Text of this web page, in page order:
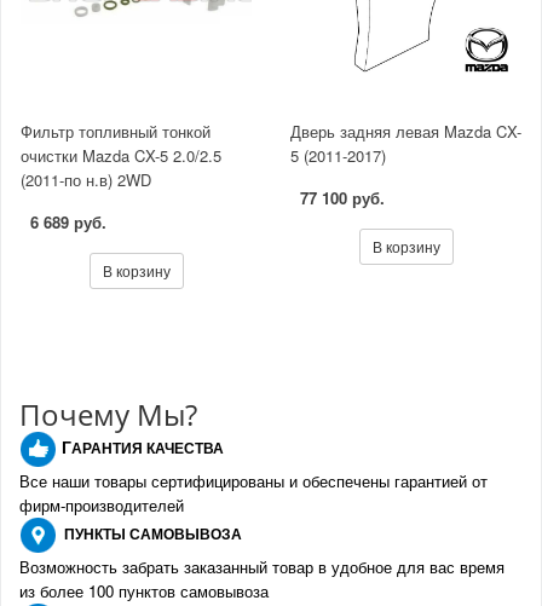
Фильтр топливный тонкой
очистки Mazda CX-5 2.0/2.5
(2011-по н.в) 2WD
6 689 руб.
В корзину
Дверь задняя левая Mazda CX-
5 (2011-2017)
77 100 руб.
В корзину
Почему Мы?
ГАРАНТИЯ КАЧЕСТВА
Все наши товары сертифицированы и обеспечены гарантией от
фирм-производителей
ПУНКТЫ САМОВЫВОЗА
Возможность забрать заказанный товар в удобное для вас время
из более 100 пунктов самовывоза